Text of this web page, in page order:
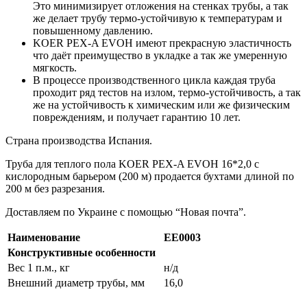
Это минимизирует отложения на стенках трубы, а так
же делает трубу термо-устойчивую к температурам и
повышенному давлению.
KOER PEX-A EVOH имеют прекрасную эластичность
что даёт преимущество в укладке а так же умеренную
мягкость.
В процессе производственного цикла каждая труба
проходит ряд тестов на излом, термо-устойчивость, а так
же на устойчивость к химическим или же физическим
повреждениям, и получает гарантию 10 лет.
Страна производства Испания.
Труба для теплого пола KOER PEX-A EVOH 16*2,0 с
кислородным барьером (200 м) продается бухтами длиной по
200 м без разрезания.
Доставляем по Украине с помощью “Новая почта”.
Наименование
EE0003
Конструктивные особенности
Вес 1 п.м., кг
н/д
Внешний диаметр трубы, мм
16,0